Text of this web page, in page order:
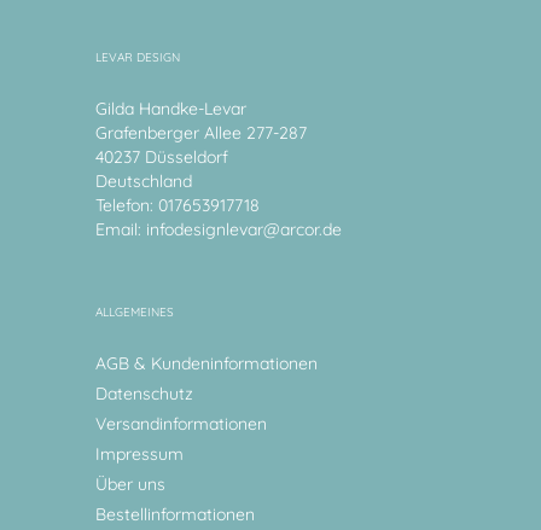
LEVAR DESIGN
Gilda Handke-Levar
Grafenberger Allee 277-287
40237 Düsseldorf
Deutschland
Telefon: 017653917718
Email: infodesignlevar@arcor.de
ALLGEMEINES
AGB & Kundeninformationen
Datenschutz
Versandinformationen
Impressum
Über uns
Bestellinformationen